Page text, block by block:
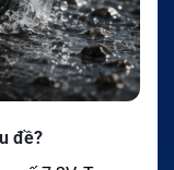
đề?